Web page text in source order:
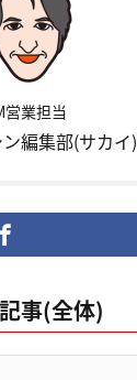
営業担当
編集部(サカイ)
事(全体)